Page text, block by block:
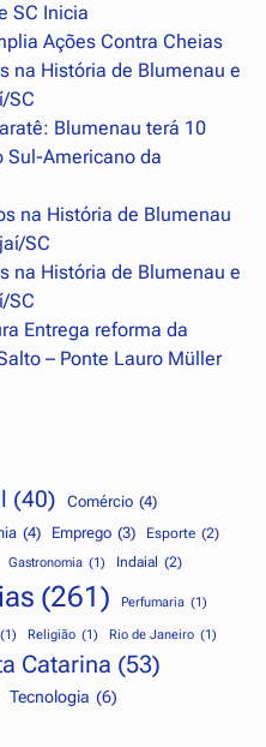
SC Inicia
Ações Contra Cheias
na História de Blumenau e
SC
Blumenau terá 10
Sul-Americano da
na História de Blumenau
SC
na História de Blumenau e
SC
Entrega reforma da
– Ponte Lauro Müller
(40) Comércio (4)
(4) Emprego (3) Esporte (2)
Gastronomia (1) Indaial (2)
(261) Perfumaria (1)
(1) Religião (1) Rio de Janeiro (1)
Catarina (53)
Tecnologia (6)